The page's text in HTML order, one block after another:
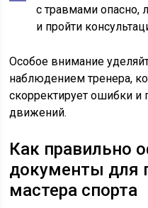
с травмами опасно,
и пройти
Особое внимание
наблюдением тренера,
скорректирует ошибки
движений.
Как правильно
документы для
мастера спорта